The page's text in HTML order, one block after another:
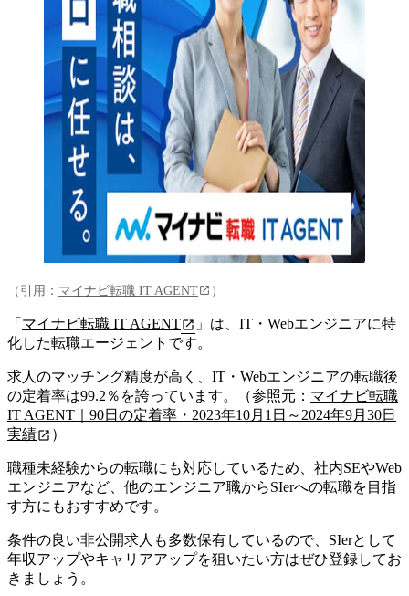
（引用： マイナビ転職 IT AGENT ）
「 マイナビ転職 IT AGENT 」は、 IT・Webエンジニアに特
化した転職エージェント です。
求人のマッチング精度が高く、IT・Webエンジニアの転職後
の定着率は99.2％を誇っています。（参照元： マイナビ転職
IT AGENT｜90日の定着率・2023年10月1日～2024年9月30日
実績
）
職種未経験からの転職にも対応しているため、社内SEやWeb
エンジニアなど、他のエンジニア職からSIerへの転職を目指
す方にもおすすめです。
条件の良い非公開求人も多数保有しているので、SIerとして
年収アップやキャリアアップを狙いたい方はぜひ登録してお
きましょう。